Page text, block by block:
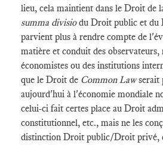
lieu, cela maintient dans le Droit de
summa divisiodu Droit public et du
parvient plus à rendre compte de
matière et conduit des observateurs,
économistes ou des institutions
que le Droit de Common Lawserait
aujourd'hui à l'économie mondiale
celui-ci fait certes place au Droit
constitutionnel, etc., mais ne les
distinction Droit public/Droit privé,